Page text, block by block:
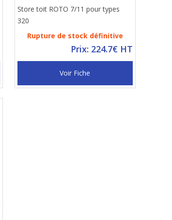
Store toit ROTO 7/11 pour types
320
Rupture de stock définitive
Prix: 224.7€ HT
Voir Fiche